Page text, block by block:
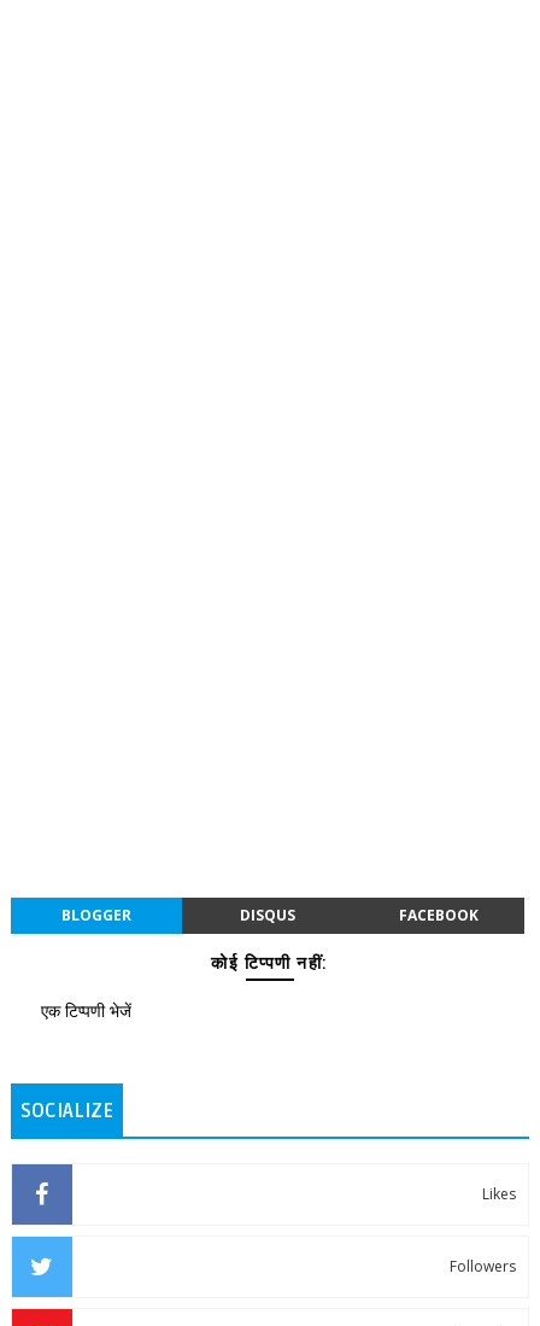
BLOGGER DISQUS FACEBOOK
कोई टिप्पणी नहीं:
एक टिप्पणी भेजें
SOCIALIZE
Likes
Followers